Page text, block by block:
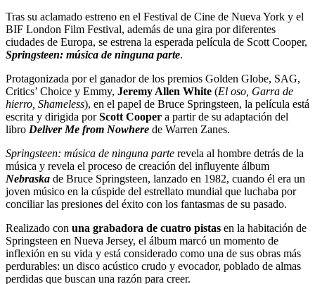
Tras su aclamado estreno en el Festival de Cine de Nueva York y el
BIF London Film Festival, además de una gira por diferentes
ciudades de Europa, se estrena la esperada película de Scott Cooper,
Springsteen: música de ninguna parte.
Protagonizada por el ganador de los premios Golden Globe, SAG,
Critics’ Choice y Emmy, Jeremy Allen White (El oso, Garra de
hierro, Shameless), en el papel de Bruce Springsteen, la película está
escrita y dirigida porScott Cooper a partir de su adaptación del
libro Deliver Me from Nowhere de Warren Zanes.
Springsteen: música de ninguna parte revela al hombre detrás de la
música y revela el proceso de creación del influyente álbum
Nebraska de Bruce Springsteen, lanzado en 1982, cuando él era un
joven músico en la cúspide del estrellato mundial que luchaba por
conciliar las presiones del éxito con los fantasmas de su pasado.
Realizado con una grabadora de cuatro pistas en la habitación de
Springsteen en Nueva Jersey, el álbum marcó un momento de
inflexión en su vida y está considerado como una de sus obras más
perdurables: un disco acústico crudo y evocador, poblado de almas
perdidas que buscan una razón para creer.